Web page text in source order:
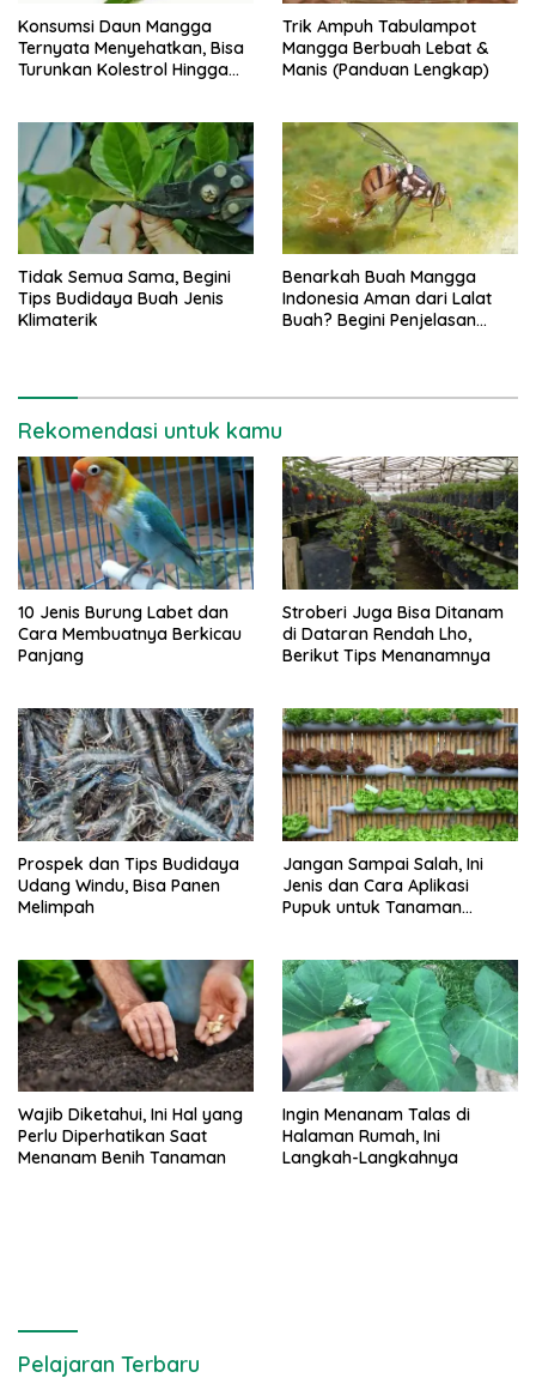
Konsumsi Daun Mangga
Ternyata Menyehatkan, Bisa
Turunkan Kolestrol Hingga
Trik Ampuh Tabulampot
Mangga Berbuah Lebat &
Manis (Panduan Lengkap)
Tidak Semua Sama, Begini
Tips Budidaya Buah Jenis
Klimaterik
Benarkah Buah Mangga
Indonesia Aman dari Lalat
Buah? Begini Penjelasan
Rekomendasi untuk kamu
10 Jenis Burung Labet dan
Cara Membuatnya Berkicau
Panjang
Stroberi Juga Bisa Ditanam
di Dataran Rendah Lho,
Berikut Tips Menanamnya
Prospek dan Tips Budidaya
Udang Windu, Bisa Panen
Melimpah
Jangan Sampai Salah, Ini
Jenis dan Cara Aplikasi
Pupuk untuk Tanaman
Wajib Diketahui, Ini Hal yang
Perlu Diperhatikan Saat
Menanam Benih Tanaman
Ingin Menanam Talas di
Halaman Rumah, Ini
Langkah-Langkahnya
Pelajaran Terbaru